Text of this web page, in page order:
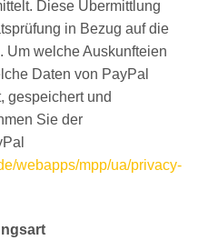
Diese Übermittlung
in Bezug auf die
Um welche Auskunfteien
Daten von PayPal
gespeichert und
Sie der
webapps/mpp/ua/privacy-